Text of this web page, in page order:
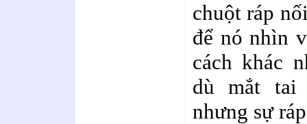
chuột ráp
để nó nhìn
cách khác
dù mắt tai
nhưng sự